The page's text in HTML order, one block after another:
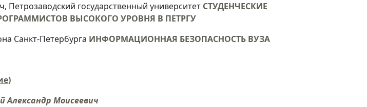
государственный университет СТУДЕНЧЕСКИЕ
ВЫСОКОГО УРОВНЯ В ПЕТРГУ
Санкт-Петербурга ИНФОРМАЦИОННАЯ БЕЗОПАСНОСТЬ ВУЗА
Александр Моисеевич